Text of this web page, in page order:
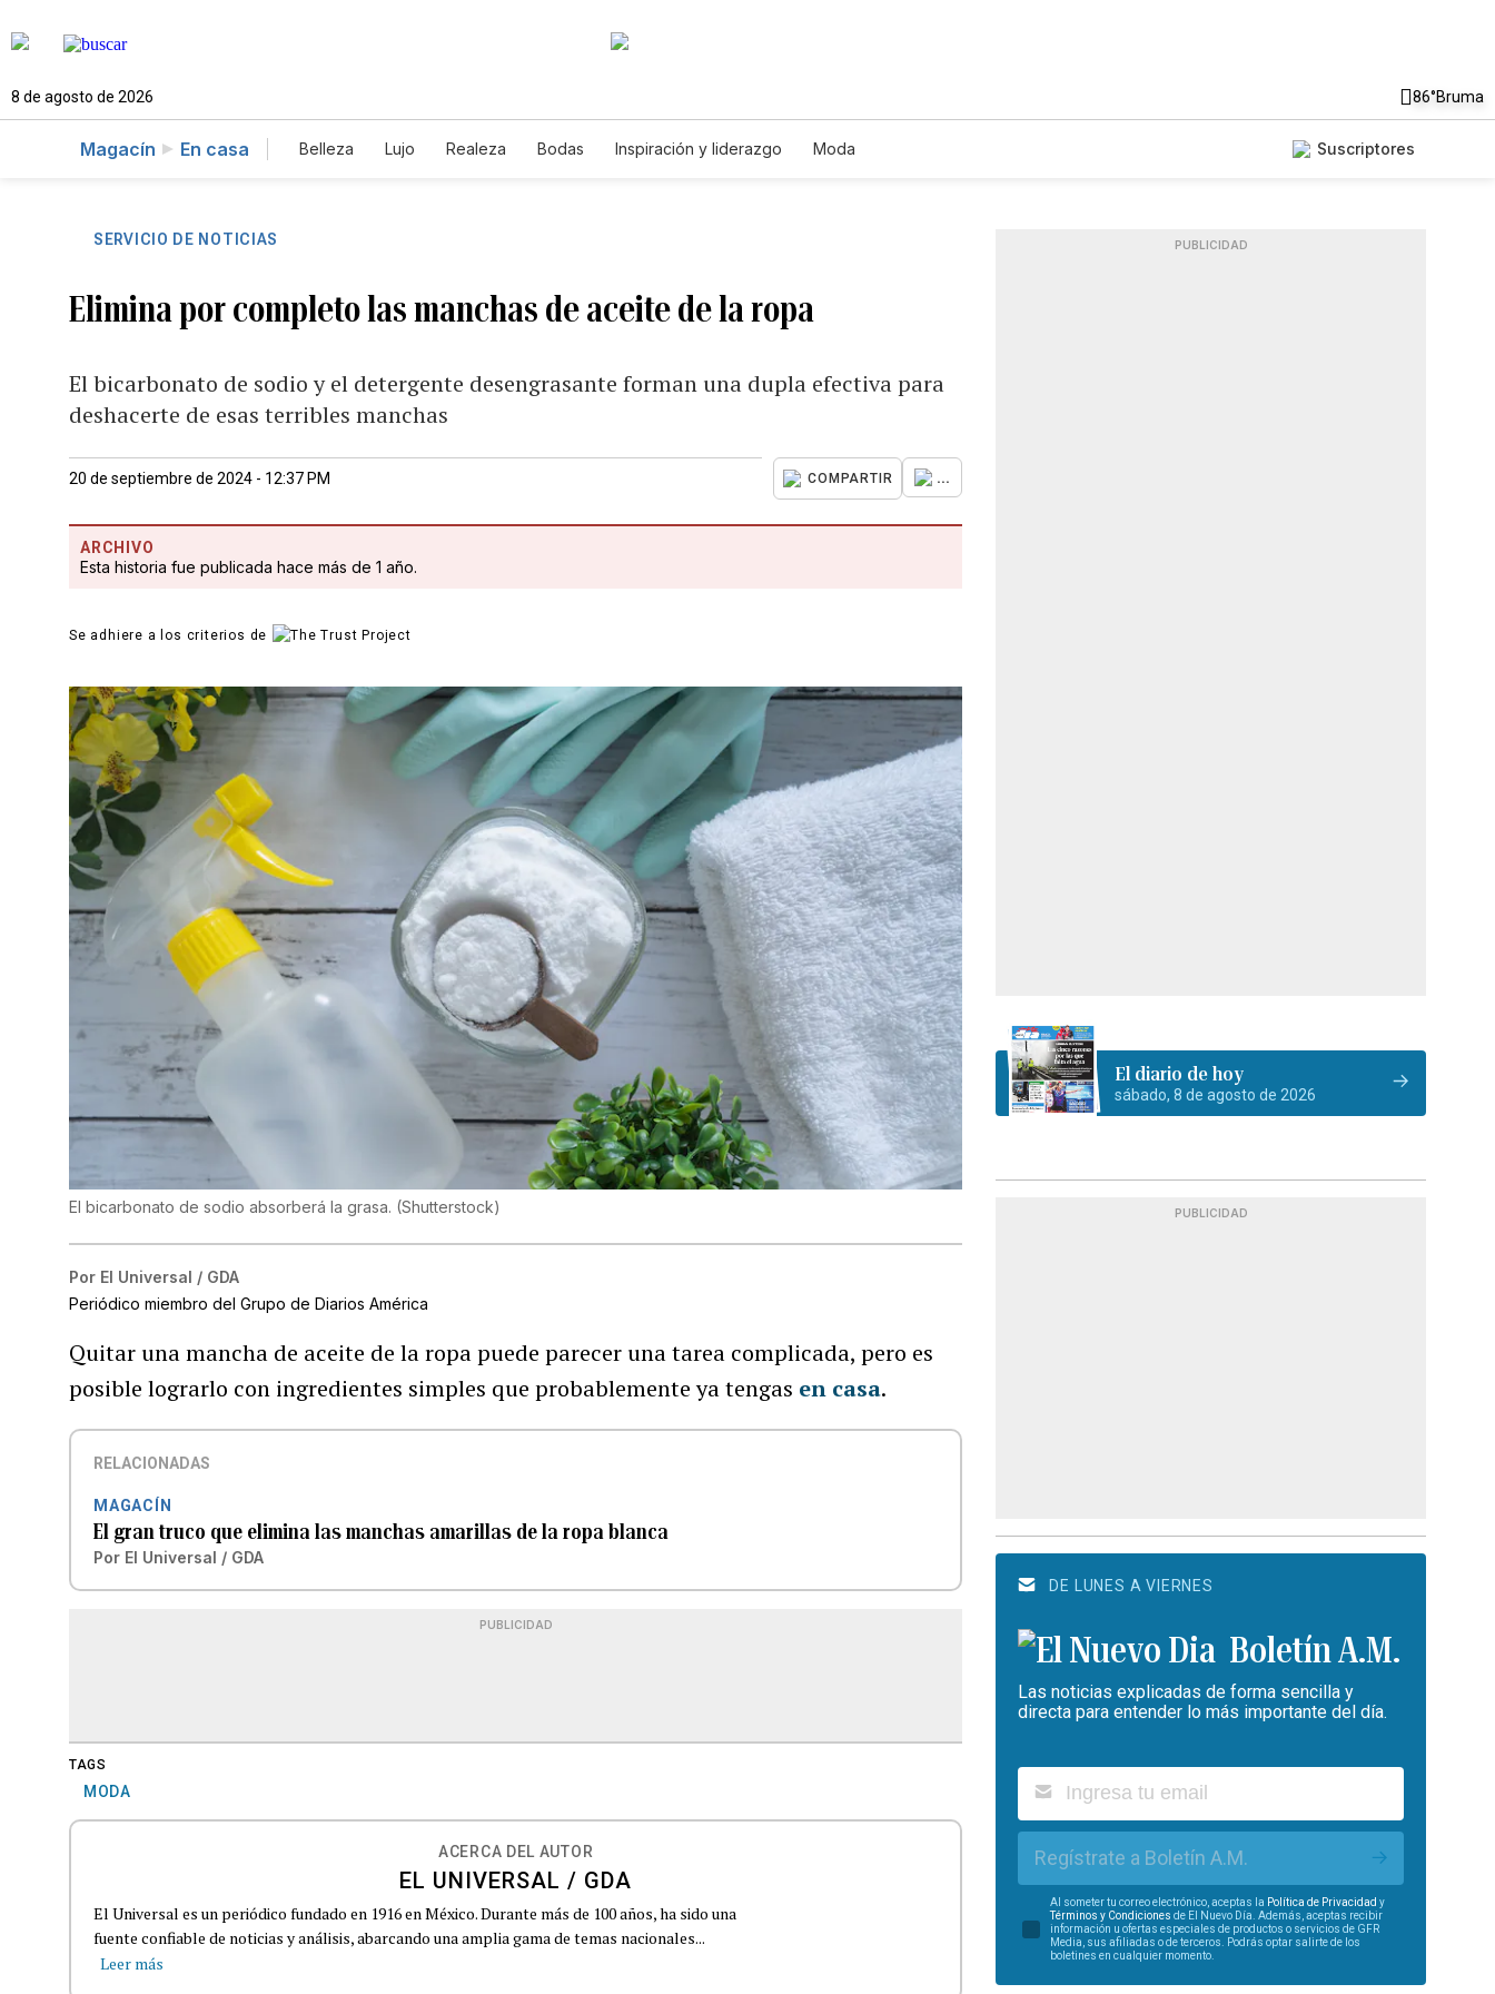
8 de agosto de 2026 86°Bruma
Magacín En casa Belleza Lujo Realeza Bodas Inspiración y liderazgo Moda Suscriptores
SERVICIO DE NOTICIAS
Elimina por completo las manchas de aceite de la ropa
El bicarbonato de sodio y el detergente desengrasante forman una dupla efectiva para
deshacerte de esas terribles manchas
20 de septiembre de 2024 - 12:37 PM COMPARTIR ...
ARCHIVO
Esta historia fue publicada hace más de 1 año.
Se adhiere a los criterios de
El bicarbonato de sodio absorberá la grasa. (Shutterstock)
Por El Universal / GDA
Periódico miembro del Grupo de Diarios América
Quitar una mancha de aceite de la ropa puede parecer una tarea complicada, pero es
posible lograrlo con ingredientes simples que probablemente ya tengas en casa.
RELACIONADAS
MAGACÍN
El gran truco que elimina las manchas amarillas de la ropa blanca
Por El Universal / GDA
PUBLICIDAD
TAGS
MODA
ACERCA DEL AUTOR
EL UNIVERSAL / GDA
El Universal es un periódico fundado en 1916 en México. Durante más de 100 años, ha sido una
fuente confiable de noticias y análisis, abarcando una amplia gama de temas nacionales...
Leer más
PUBLICIDAD
El diario de hoy
sábado, 8 de agosto de 2026
PUBLICIDAD
DE LUNES A VIERNES
Boletín A.M.
Las noticias explicadas de forma sencilla y
directa para entender lo más importante del día.
Regístrate a Boletín A.M.
Al someter tu correo electrónico, aceptas la Política de Privacidad y
Términos y Condiciones de El Nuevo Día. Además, aceptas recibir
información u ofertas especiales de productos o servicios de GFR
Media, sus afiliadas o de terceros. Podrás optar salirte de los
boletines en cualquier momento.